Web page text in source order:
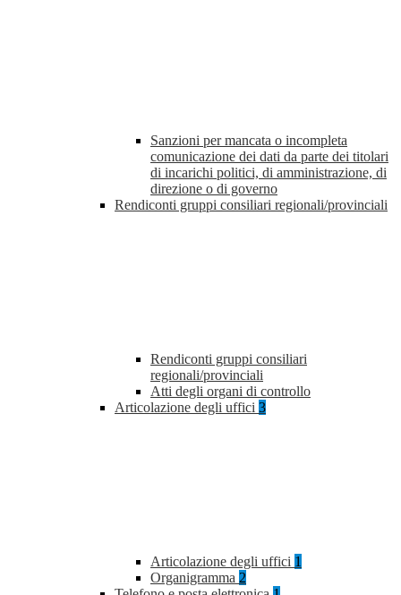
Sanzioni per mancata o incompleta
comunicazione dei dati da parte dei titolari
di incarichi politici, di amministrazione, di
direzione o di governo
Rendiconti gruppi consiliari regionali/provinciali
Rendiconti gruppi consiliari
regionali/provinciali
Atti degli organi di controllo
Articolazione degli uffici 3
Articolazione degli uffici 1
Organigramma 2